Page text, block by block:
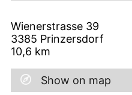
Wienerstrasse 39
3385 Prinzersdorf
10,6 km
Show on map